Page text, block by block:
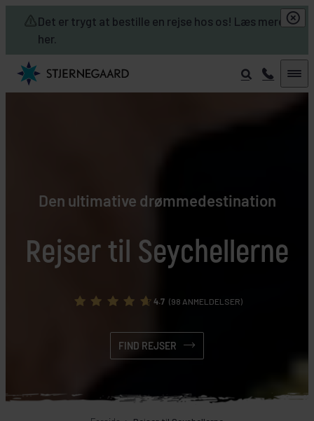
Det er trygt at bestille en rejse hos os! Læs mere
her.
Skip to main content
Rejser til Seychellerne
Den ultimative drømmedestination
4.7 (98 ANMELDELSER)
FIND REJSER